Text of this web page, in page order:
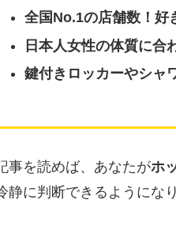
全国No.1の店舗数！好
日本人女性の体質に合
鍵付きロッカーやシャ
事を読めば、あなたがホ
静に判断できるようにな